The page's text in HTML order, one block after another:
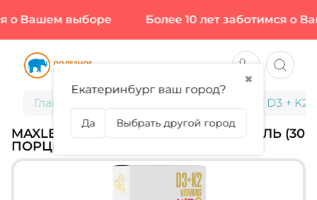
о Вашем выборе Более 10 лет заботимся о
Главная MAXLER, Vitamin D3 +
MAXLER, VITAMIN D3 + K2, 30 СОФТГЕЛЬ (30
ПОРЦИЙ)
✖
Екатеринбург ваш город?
Да Выбрать другой город